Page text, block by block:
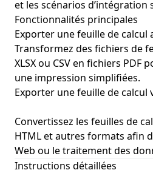
et les scénarios d’intégration
Fonctionnalités principales
Exporter une feuille de calcul
Transformez des fichiers de
XLSX ou CSV en fichiers
une impression simplifiées.
Exporter une feuille de calcul
Convertissez les feuilles de
HTML et autres formats afin
Web ou le traitement des
Instructions détaillées